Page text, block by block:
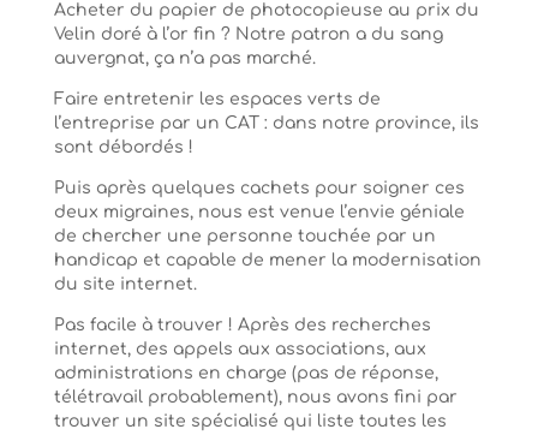
Acheter du papier de photocopieuse au prix du
Velin doré à l’or fin ? Notre patron a du sang
auvergnat, ça n’a pas marché.
Faire entretenir les espaces verts de
l’entreprise par un CAT : dans notre province, ils
sont débordés !
Puis après quelques cachets pour soigner ces
deux migraines, nous est venue l’envie géniale
de chercher une personne touchée par un
handicap et capable de mener la modernisation
du site internet.
Pas facile à trouver ! Après des recherches
internet, des appels aux associations, aux
administrations en charge (pas de réponse,
télétravail probablement), nous avons fini par
trouver un site spécialisé qui liste toutes les